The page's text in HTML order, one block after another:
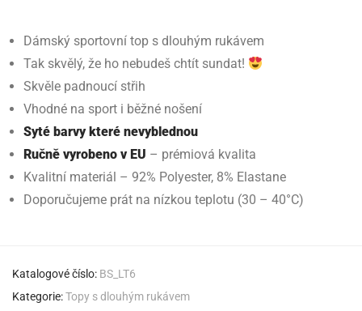
Dámský sportovní top s dlouhým rukávem
Tak skvělý, že ho nebudeš chtít sundat!
Skvěle padnoucí střih
Vhodné na sport i běžné nošení
Syté barvy které nevyblednou
Ručně vyrobeno v EU – prémiová kvalita
Kvalitní materiál – 92% Polyester, 8% Elastane
Doporučujeme prát na nízkou teplotu (30 – 40°C)
Katalogové číslo: BS_LT6
Kategorie:Topy s dlouhým rukávem